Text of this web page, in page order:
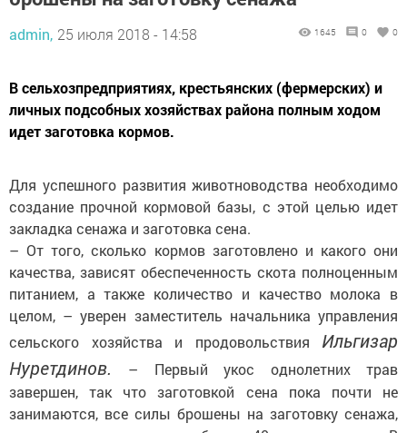
admin, 25 июля 2018 - 14:58 1645 0 0
В сельхозпредприятиях, крестьянских (фермерских) и
личных подсобных хозяйствах района полным ходом
идет заготовка кормов.
Для успешного развития животноводства необходимо
создание прочной кормовой базы, с этой целью идет
закладка сенажа и заготовка сена.
– От того, сколько кормов заготовлено и какого они
качества, зависят обес­печенность скота полноценным
питанием, а также количество и качество молока в
целом, – уверен заместитель начальника управления
сельского хозяйства и продовольствия Ильгизар
Нуретдинов.
– Первый укос однолетних трав
завершен, так что заготовкой сена пока почти не
занимаются, все силы брошены на заготовку сенажа,